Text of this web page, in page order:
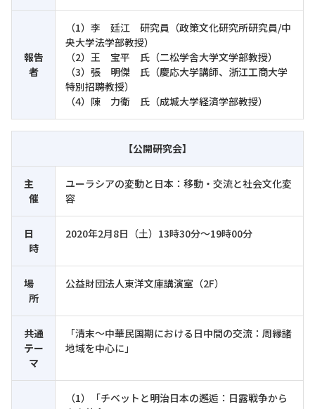
報告
者
（1）李 廷江 研究員（政策文化研究所研究員/中
央大学法学部教授）
（2）王 宝平 氏（二松学舎大学文学部教授）
（3）張 明傑 氏（慶応大学講師、浙江工商大学
特別招聘教授）
（4）陳 力衛 氏（成城大学経済学部教授）
【公開研究会】
主
催
ユーラシアの変動と日本：移動・交流と社会文化変
容
日
時
2020年2月8日（土）13時30分～19時00分
場
所
公益財団法人東洋文庫講演室（2F）
共通
テー
マ
「清末～中華民国期における日中間の交流：周縁諸
地域を中心に」
（1）「チベットと明治日本の邂逅：日露戦争から